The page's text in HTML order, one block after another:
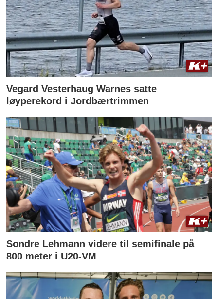
Vegard Vesterhaug Warnes satte
løyperekord i Jordbærtrimmen
Sondre Lehmann videre til semifinale på
800 meter i U20-VM